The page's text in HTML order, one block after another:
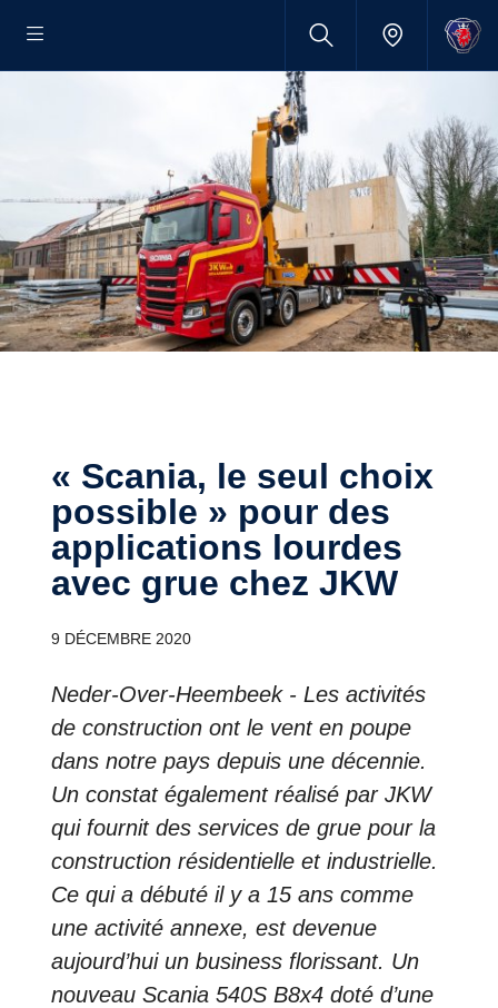
« Scania, le seul choix
possible » pour des
applications lourdes
avec grue chez JKW
9 DÉCEMBRE 2020
Neder-Over-Heembeek - Les activités
de construction ont le vent en poupe
dans notre pays depuis une décennie.
Un constat également réalisé par JKW
qui fournit des services de grue pour la
construction résidentielle et industrielle.
Ce qui a débuté il y a 15 ans comme
une activité annexe, est devenue
aujourd’hui un business florissant. Un
nouveau Scania 540S B8x4 doté d’une